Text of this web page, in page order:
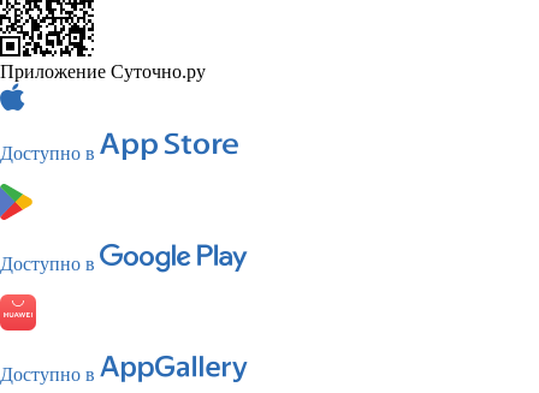
Приложение Суточно.ру
Доступно в
Доступно в
Доступно в